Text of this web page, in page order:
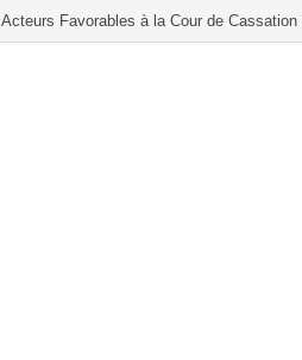
mobilise les mères autour de